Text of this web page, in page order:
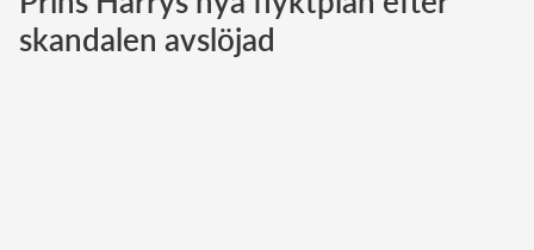
Norska kungahuset
skandalen avslöjad